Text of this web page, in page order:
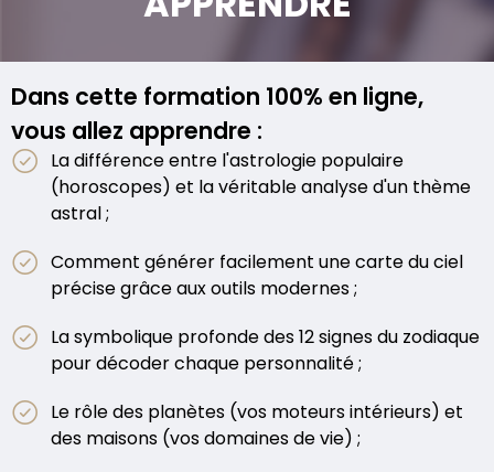
Dans cette formation 100% en ligne,
vous allez apprendre :
La différence entre l'astrologie populaire
(horoscopes) et la véritable analyse d'un thème
astral ;
Comment générer facilement une carte du ciel
précise grâce aux outils modernes ;
La symbolique profonde des 12 signes du zodiaque
pour décoder chaque personnalité ;
Le rôle des planètes (vos moteurs intérieurs) et
des maisons (vos domaines de vie) ;